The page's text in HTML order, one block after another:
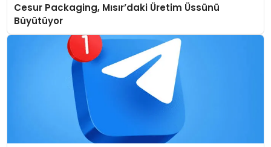
Cesur Packaging, Mısır’daki Üretim Üssünü
Büyütüyor